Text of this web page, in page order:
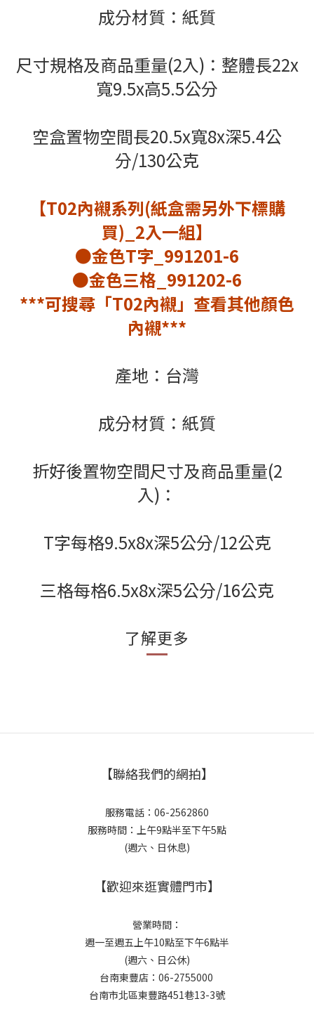
成分材質：紙質
尺寸規格及商品重量(2入) ： 整體長22x
寬9.5x高5.5公分
空盒置物空間長20.5x寬8x深5.4公
分/130公克
【T02內襯系列(紙盒需另外下標購
買)_2入一組】
●金色T字_991201-6
●金色三格_ 991202-6
***可搜尋「T02內襯」查看其他顏色
內襯***
產地：台灣
成分材質：紙質
折好後置物空間尺寸及商品重量(2
入) ：
T字每格9.5x8x深5公分/12公克
三格每格6.5x8x深5公分/16公克
了解更多
【聯絡我們的網拍】
服務電話：06-2562860
服務時間：上午9點半至下午5點
(週六、日休息)
【歡迎來逛實體門市】
營業時間：
週一至週五上午10點至下午6點半
(週六、日公休)
台南東豐店：06-2755000
台南市北區東豐路451巷13-3號